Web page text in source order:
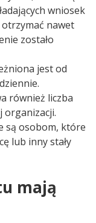
wniosek
nawet
zostało
jest od
również liczba
organizacji.
są osobom, które
lub inny stały
mają